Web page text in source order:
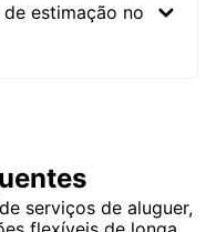
estimação no
serviços de aluguer,